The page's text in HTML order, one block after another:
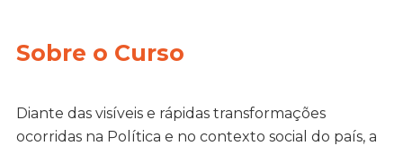
Sobre o Curso
Diante das visíveis e rápidas transformações
ocorridas na Política e no contexto social do país, a